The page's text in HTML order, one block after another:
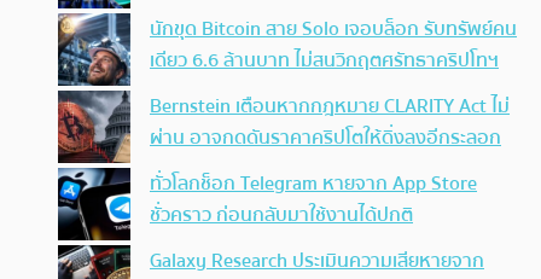
นักขุด Bitcoin สาย Solo เจอบล็อก รับทรัพย์คน
เดียว 6.6 ล้านบาท ไม่สนวิกฤตศรัทธาคริปโทฯ
Bernstein เตือนหากกฎหมาย CLARITY Act ไม่
ผ่าน อาจกดดันราคาคริปโตให้ดิ่งลงอีกระลอก
ทั่วโลกช็อก Telegram หายจาก App Store
ชั่วคราว ก่อนกลับมาใช้งานได้ปกติ
Galaxy Research ประเมินความเสียหายจาก